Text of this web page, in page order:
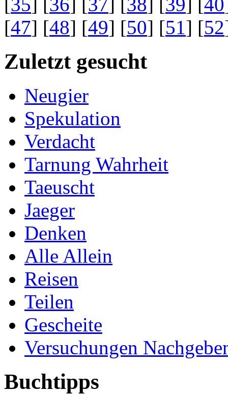
[47] [48] [49] [50] [51] [52
Zuletzt gesucht
Neugier
Spekulation
Verdacht
Tarnung Wahrheit
Taeuscht
Jaeger
Denken
Alle Allein
Reisen
Teilen
Gescheite
Versuchungen
Buchtipps